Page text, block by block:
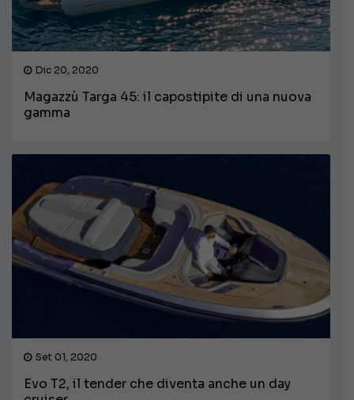
Dic 20, 2020
Magazzù Targa 45: il capostipite di una nuova
gamma
Set 01, 2020
Evo T2, il tender che diventa anche un day